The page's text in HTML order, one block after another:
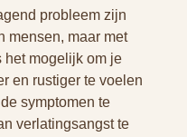
probleem zijn
mensen, maar met
het mogelijk om je
en rustiger te voelen
symptomen te
verlatingsangst te